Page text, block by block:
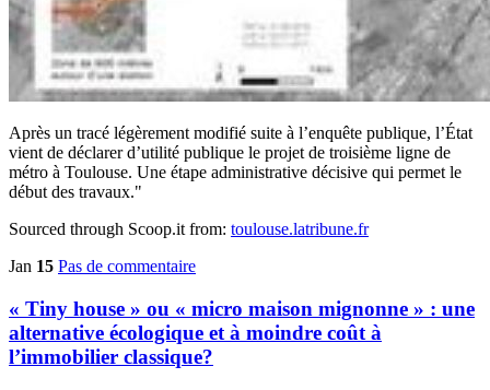
Après un tracé légèrement modifié suite à l’enquête publique, l’État
vient de déclarer d’utilité publique le projet de troisième ligne de
métro à Toulouse. Une étape administrative décisive qui permet le
début des travaux."
Sourced through Scoop.it from: toulouse.latribune.fr
Jan 15 Pas de commentaire
« Tiny house » ou « micro maison mignonne » : une
alternative écologique et à moindre coût à
l’immobilier classique?